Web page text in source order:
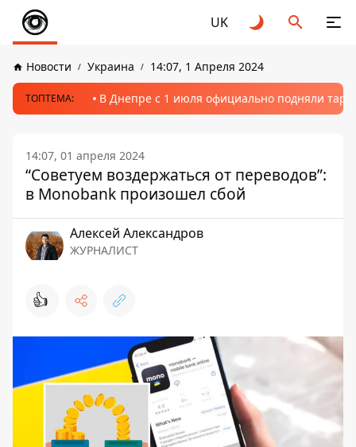
UK
Новости Украина 14:07, 1 Апреля 2024
ТОПТЕМА: В Днепре с 1 июля официально подняли
14:07, 01 апреля 2024
“Советуем воздержаться от переводов”:
в Monobank произошел сбой
Алексей Александров
ЖУРНАЛИСТ
👍